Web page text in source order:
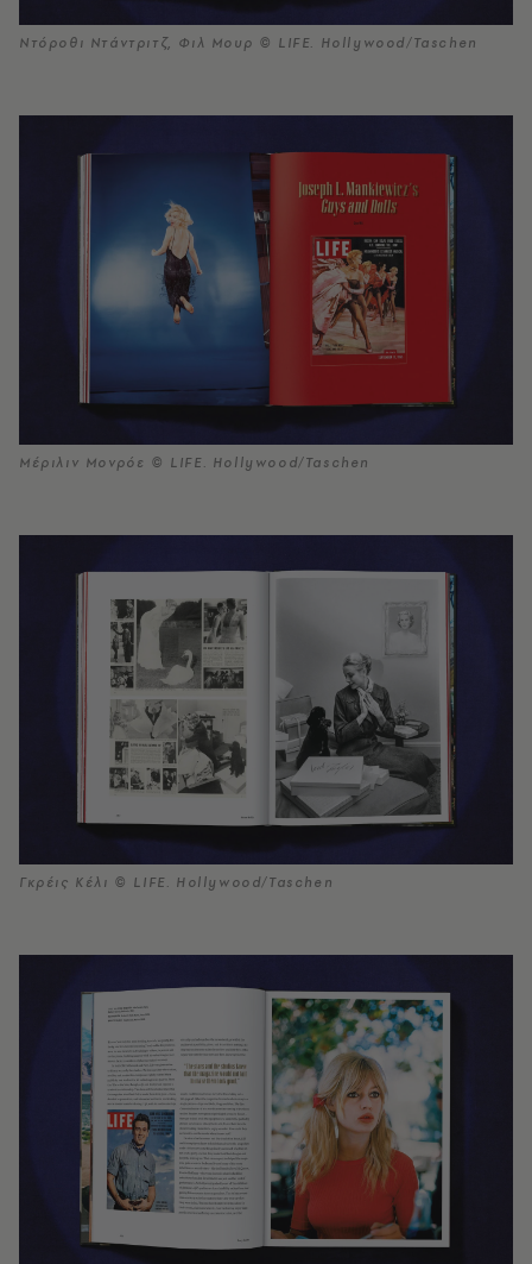
Ντόροθι Ντάντριτζ, Φιλ Μουρ © LIFE. Hollywood/Taschen
Μέριλιν Μονρόε © LIFE. Hollywood/Taschen
Γκρέις Κέλι © LIFE. Hollywood/Taschen